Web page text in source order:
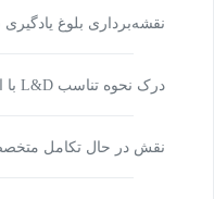
نقشه‌برداری بلوغ
درک نحوه تناسب L&D با استراتژی کلی استعداد
نقش در حال تکامل